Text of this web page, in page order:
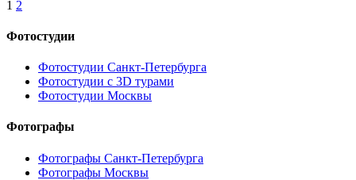
1 2
Фотостудии
Фотостудии Санкт-Петербурга
Фотостудии с 3D турами
Фотостудии Москвы
Фотографы
Фотографы Санкт-Петербурга
Фотографы Москвы